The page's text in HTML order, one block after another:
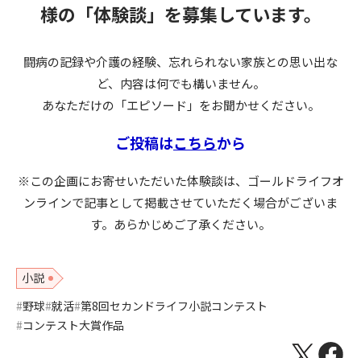
様の 「体験談」を募集しています。
闘病の記録や介護の経験、忘れられない家族との思い出な
ど、内容は何でも構いません。
あなただけの「エピソード」をお聞かせください。
ご投稿はこちらから
※この企画にお寄せいただいた体験談は、ゴールドライフオ
ンラインで記事として掲載させていただく場合がございま
す。あらかじめご了承ください。
小説
野球 就活 第8回セカンドライフ小説コンテスト
コンテスト大賞作品